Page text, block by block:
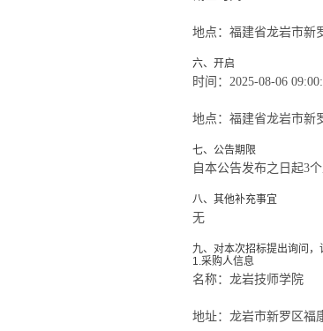
地点： 福建省龙岩市新
六、开启
时间： 2025-08-06
地点： 福建省龙岩市新
七、公告期限
自本公告发布之日起3个
八、其他补充事宜
无
九、对本次招标提出询问，
1.采购人信息
名称： 龙岩技师学院
地址： 龙岩市新罗区福